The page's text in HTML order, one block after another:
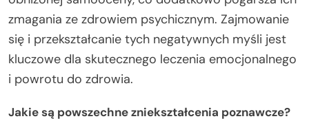
zmagania ze zdrowiem psychicznym. Zajmowanie
się i przekształcanie tych negatywnych myśli jest
kluczowe dla skutecznego leczenia emocjonalnego
i powrotu do zdrowia.
Jakie są powszechne zniekształcenia poznawcze?